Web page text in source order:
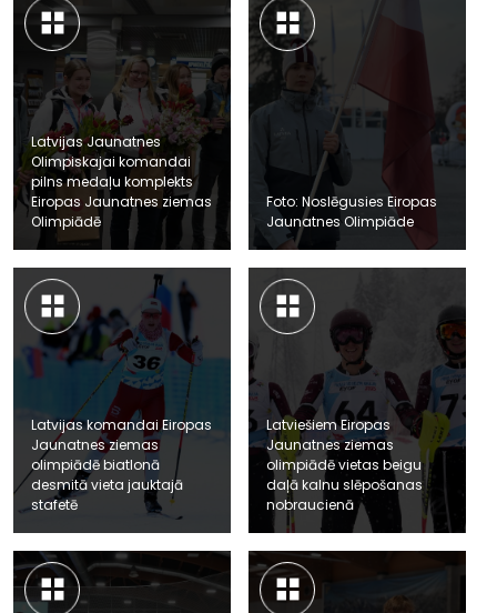
Latvijas Jaunatnes
Olimpiskajai komandai
pilns medaļu komplekts
Eiropas Jaunatnes ziemas
Olimpiādē
Foto: Noslēgusies Eiropas
Jaunatnes Olimpiāde
Latvijas komandai Eiropas
Jaunatnes ziemas
olimpiādē biatlonā
desmitā vieta jauktajā
stafetē
Latviešiem Eiropas
Jaunatnes ziemas
olimpiādē vietas beigu
daļā kalnu slēpošanas
nobraucienā